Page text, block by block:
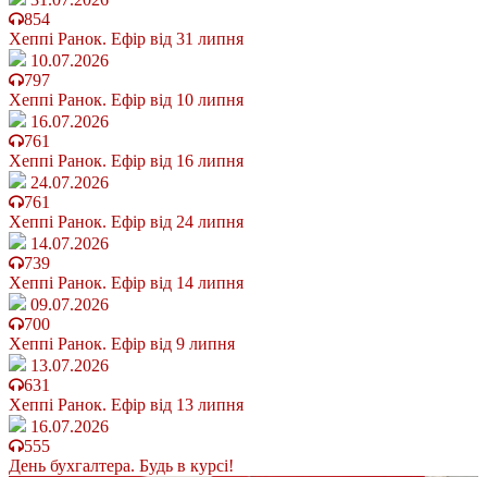
854
Хеппі Ранок. Ефір від 31 липня
10.07.2026
797
Хеппі Ранок. Ефір від 10 липня
16.07.2026
761
Хеппі Ранок. Ефір від 16 липня
24.07.2026
761
Хеппі Ранок. Ефір від 24 липня
14.07.2026
739
Хеппі Ранок. Ефір від 14 липня
09.07.2026
700
Хеппі Ранок. Ефір від 9 липня
13.07.2026
631
Хеппі Ранок. Ефір від 13 липня
16.07.2026
555
День бухгалтера. Будь в курсі!